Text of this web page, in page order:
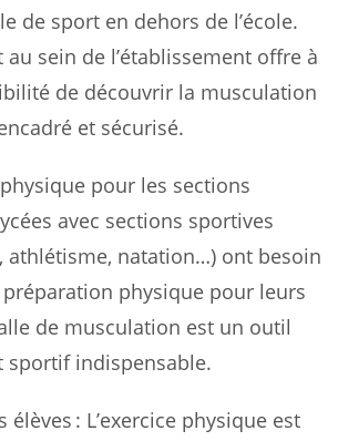
de sport en dehors de l’école.
sein de l’établissement offre à
de découvrir la musculation
et sécurisé.
pour les sections
avec sections sportives
athlétisme, natation…) ont besoin
préparation physique pour leurs
de musculation est un outil
sportif indispensable.
élèves : L’exercice physique est